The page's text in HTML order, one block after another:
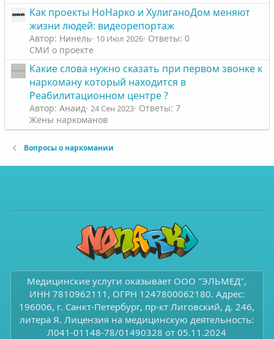
Как проекты НоНарко и ХулиганоДом меняют
жизни людей: видеорепортаж
Автор: Нинель 10 Июл 2026 Ответы: 0
СМИ о проекте
Какие слова нужно сказать при первом звонке к
наркоману который находится в
Реабилитационном центре ?
Автор: Анаид 24 Сен 2023 Ответы: 7
Жены наркоманов
Вопросы о наркомании
Медицинские услуги оказывает ООО "ЭЛЬМЕД",
ИНН 7810962111, ОГРН 1247800062180. Адрес:
196006, г. Санкт-Петербург, пр-кт Лиговский, д. 246,
литера Я. Лицензия на медицинскую деятельность:
Л041-01148-78/01490328 от 05.11.2024